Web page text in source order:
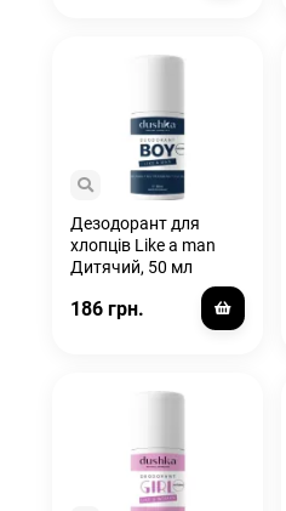
Дезодорант для
хлопців Like a man
Дитячий, 50 мл
186 грн.